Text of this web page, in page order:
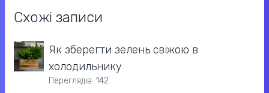
Схожі записи
Як зберегти зелень свіжою в
холодильнику
Переглядів: 142